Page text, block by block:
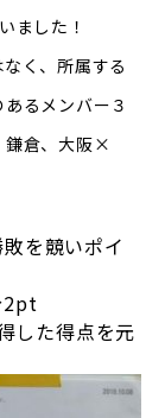
ました！
く、所属する
るメンバー３
鎌倉、大阪×
を競いポイ
2pt
した得点を元